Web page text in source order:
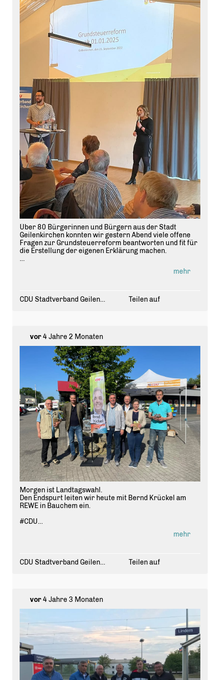
Über 80 Bürgerinnen und Bürgern aus der Stadt
Geilenkirchen konnten wir gestern Abend viele offene
Fragen zur Grundsteuerreform beantworten und fit für
die Erstellung der eigenen Erklärung machen.
einen riesen Dank an unsere Referenten aus den
die Bewirtung!
Als nächstes ist eine Info-Veranstaltung zur
Energiekrise geplant. Wir werden Sie natürlich auch
hier informieren.
Möchten auch Sie sich engagieren und sich gemeinsam
mit der CDU für die Anliegen der Bürgerinnen und
Bürger einbringen?
Melden Sie sich gerne bei uns und werden Mitglied
https://www.cdu.de/mitglied-werden
mehr
CDU Stadtverband Geilenkirchen Teilen auf
vor4 Jahre 2 Monaten
Morgen ist Landtagswahl.
Den Endspurt leiten wir heute mit Bernd Krückel am
REWE in Bauchem ein.
#CDU
mehr
CDU Stadtverband Geilenkirchen Teilen auf
vor4 Jahre 3 Monaten